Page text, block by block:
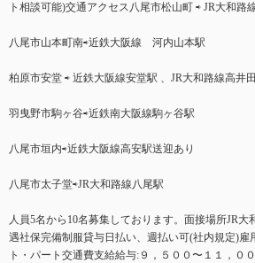
ト相談可能)交通アクセス八尾市松山町 ⇨ JR大和路
八尾市山本町南⇨近鉄大阪線 河内山本駅
柏原市安堂 ⇨ 近鉄大阪線安堂駅 、JR大和路線高井
羽曳野市駒ヶ谷⇨近鉄南大阪線駒ヶ谷駅
八尾市垣内⇨近鉄大阪線高安駅送迎あり
八尾市太子堂⇨JR大和路線八尾駅
人員5名から10名募集しております。面接場所JR
遇社保完備制服貸与日払い、週払い可(社内規定)雇
ト・パート交通費支給給与:９，５００〜１１，０